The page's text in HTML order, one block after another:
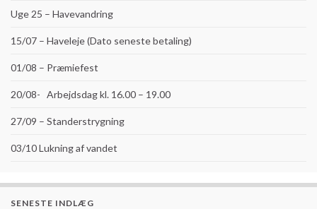
Uge 25 – Havevandring
15/07 – Haveleje (Dato seneste betaling)
01/08 – Præmiefest
20/08- Arbejdsdag kl. 16.00 – 19.00
27/09 – Standerstrygning
03/10 Lukning af vandet
SENESTE INDLÆG